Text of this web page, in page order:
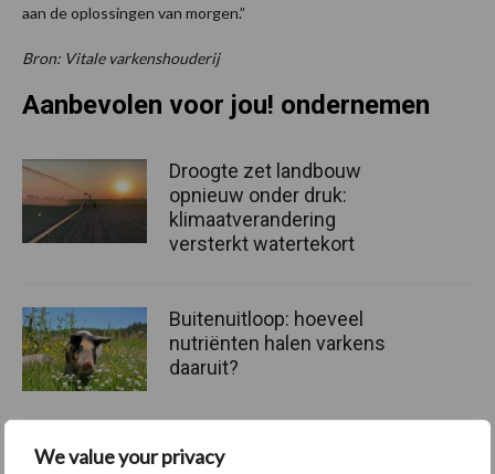
We value your privacy
aan de oplossingen van morgen.”
Bron: Vitale varkenshouderij
Aanbevolen voor jou! ondernemen
Droogte zet landbouw
opnieuw onder druk:
klimaatverandering
versterkt watertekort
Buitenuitloop: hoeveel
nutriënten halen varkens
daaruit?
Europese Commissie stelt